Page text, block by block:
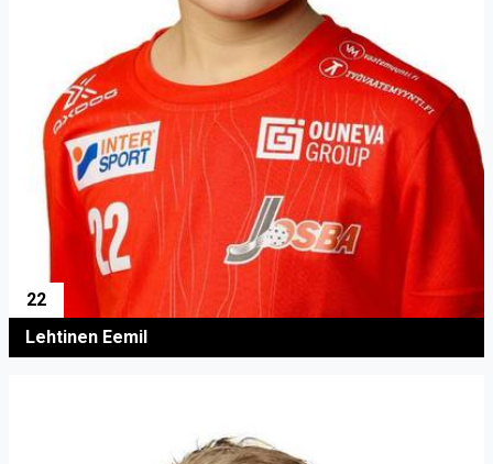
22
Lehtinen Eemil